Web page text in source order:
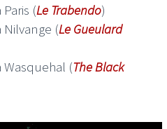
(Le Trabendo)
Nilvange (Le Gueulard
Wasquehal (The Black